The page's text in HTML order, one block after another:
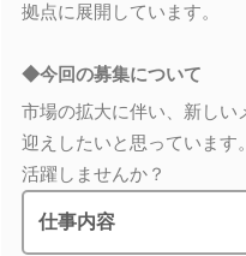
拠点に展開しています。
◆今回の募集について
市場の拡大に伴い、新しい
迎えしたいと思っています
活躍しませんか？
仕事内容